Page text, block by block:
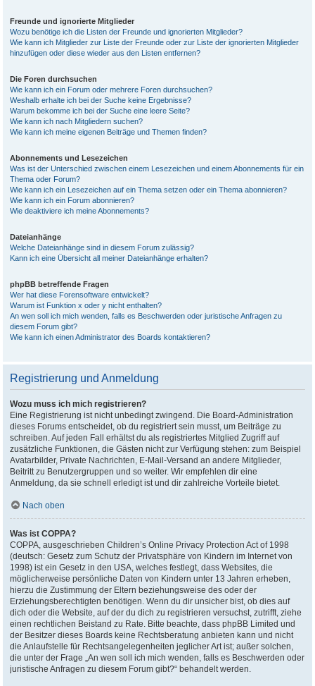
Freunde und ignorierte Mitglieder
Wozu benötige ich die Listen der Freunde und ignorierten Mitglieder?
Wie kann ich Mitglieder zur Liste der Freunde oder zur Liste der ignorierten Mitglieder
hinzufügen oder diese wieder aus den Listen entfernen?
Die Foren durchsuchen
Wie kann ich ein Forum oder mehrere Foren durchsuchen?
Weshalb erhalte ich bei der Suche keine Ergebnisse?
Warum bekomme ich bei der Suche eine leere Seite?
Wie kann ich nach Mitgliedern suchen?
Wie kann ich meine eigenen Beiträge und Themen finden?
Abonnements und Lesezeichen
Was ist der Unterschied zwischen einem Lesezeichen und einem Abonnements für ein
Thema oder Forum?
Wie kann ich ein Lesezeichen auf ein Thema setzen oder ein Thema abonnieren?
Wie kann ich ein Forum abonnieren?
Wie deaktiviere ich meine Abonnements?
Dateianhänge
Welche Dateianhänge sind in diesem Forum zulässig?
Kann ich eine Übersicht all meiner Dateianhänge erhalten?
phpBB betreffende Fragen
Wer hat diese Forensoftware entwickelt?
Warum ist Funktion x oder y nicht enthalten?
An wen soll ich mich wenden, falls es Beschwerden oder juristische Anfragen zu
diesem Forum gibt?
Wie kann ich einen Administrator des Boards kontaktieren?
Registrierung und Anmeldung
Wozu muss ich mich registrieren?
Eine Registrierung ist nicht unbedingt zwingend. Die Board-Administration
dieses Forums entscheidet, ob du registriert sein musst, um Beiträge zu
schreiben. Auf jeden Fall erhältst du als registriertes Mitglied Zugriff auf
zusätzliche Funktionen, die Gästen nicht zur Verfügung stehen: zum Beispiel
Avatarbilder, Private Nachrichten, E-Mail-Versand an andere Mitglieder,
Beitritt zu Benutzergruppen und so weiter. Wir empfehlen dir eine
Anmeldung, da sie schnell erledigt ist und dir zahlreiche Vorteile bietet.
Nach oben
Was ist COPPA?
COPPA, ausgeschrieben Children’s Online Privacy Protection Act of 1998
(deutsch: Gesetz zum Schutz der Privatsphäre von Kindern im Internet von
1998) ist ein Gesetz in den USA, welches festlegt, dass Websites, die
möglicherweise persönliche Daten von Kindern unter 13 Jahren erheben,
hierzu die Zustimmung der Eltern beziehungsweise des oder der
Erziehungsberechtigten benötigen. Wenn du dir unsicher bist, ob dies auf
dich oder die Website, auf der du dich zu registrieren versuchst, zutrifft, ziehe
einen rechtlichen Beistand zu Rate. Bitte beachte, dass phpBB Limited und
der Besitzer dieses Boards keine Rechtsberatung anbieten kann und nicht
die Anlaufstelle für Rechtsangelegenheiten jeglicher Art ist; außer solchen,
die unter der Frage „An wen soll ich mich wenden, falls es Beschwerden oder
juristische Anfragen zu diesem Forum gibt?“ behandelt werden.